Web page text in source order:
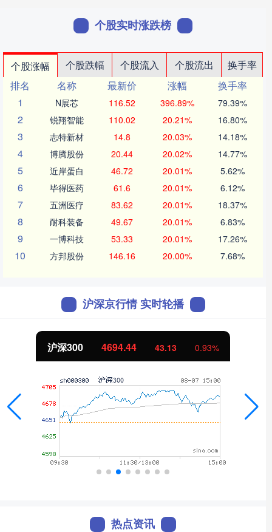
个股实时涨跌榜
个股涨幅 个股跌幅 个股流入 个股流出
换手率
排名
名称 最新价 涨幅
换手率
1
N展芯 116.52 396.89% 79.39%
2 锐翔智能 110.02 20.21% 16.80%
3 志特新材 14.8 20.03% 14.18%
4 博腾股份 20.44 20.02% 14.77%
5 近岸蛋白 46.72 20.01% 5.62%
6 毕得医药 61.6 20.01% 6.12%
7 五洲医疗 83.62 20.01% 18.37%
8 耐科装备 49.67 20.01% 6.83%
9 一博科技 53.33 20.01% 17.26%
10 方邦股份 146.16 20.00% 7.68%
沪深京行情 实时轮播
北证50 1134.24
热点资讯